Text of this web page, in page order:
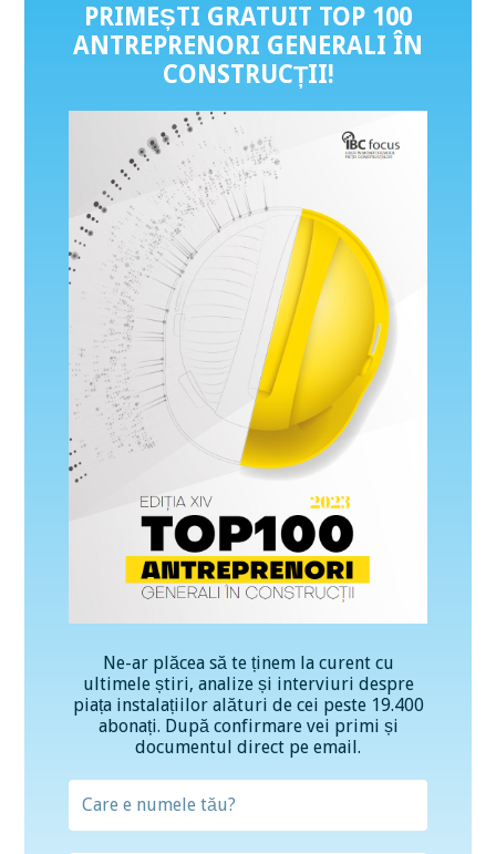
PRIMEȘTI GRATUIT TOP 100
ANTREPRENORI GENERALI ÎN
CONSTRUCȚII!
Ne-ar plăcea să te ținem la curent cu
ultimele știri, analize și interviuri despre
piața instalațiilor alături de cei peste 19.400
abonați. După confirmare vei primi și
documentul direct pe email.